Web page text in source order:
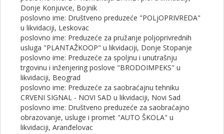
Donje Konjuvce, Bojnik
poslovno ime: Društveno preduzeće "POLjOPRIVREDA"
u likvidaciji, Leskovac
poslovno ime: Preduzeće za pružanje poljoprivrednih
usluga "PLANTAŽKOOP" u likvidaciji, Donje Stopanje
poslovno ime: Preduzeće za spoljnu i unutrašnju
trgovinu i inženjering poslove "BRODOIMPEKS" u
likvidaciji, Beograd
poslovno ime: Preduzeće za saobraćajnu tehniku
CRVENI SIGNAL - NOVI SAD u likvidaciji, Novi Sad
poslovno ime: Društveno preduzeće za saobraćajno
obrazovanje, usluge i promet "AUTO ŠKOLA" u
likvidaciji, Aranđelovac